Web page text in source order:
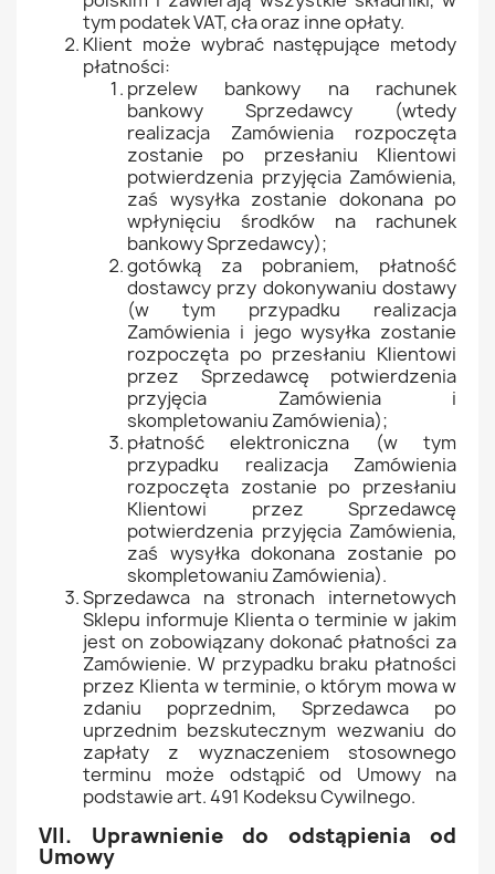
tym podatek VAT, cła oraz inne opłaty.
Klient może wybrać następujące metody
płatności:
przelew bankowy na rachunek
bankowy Sprzedawcy (wtedy
realizacja Zamówienia rozpoczęta
zostanie po przesłaniu Klientowi
potwierdzenia przyjęcia Zamówienia,
zaś wysyłka zostanie dokonana po
wpłynięciu środków na rachunek
bankowy Sprzedawcy);
gotówką za pobraniem, płatność
dostawcy przy dokonywaniu dostawy
(w tym przypadku realizacja
Zamówienia i jego wysyłka zostanie
rozpoczęta po przesłaniu Klientowi
przez Sprzedawcę potwierdzenia
przyjęcia Zamówienia i
skompletowaniu Zamówienia);
płatność elektroniczna (w tym
przypadku realizacja Zamówienia
rozpoczęta zostanie po przesłaniu
Klientowi przez Sprzedawcę
potwierdzenia przyjęcia Zamówienia,
zaś wysyłka dokonana zostanie po
skompletowaniu Zamówienia).
Sprzedawca na stronach internetowych
Sklepu informuje Klienta o terminie w jakim
jest on zobowiązany dokonać płatności za
Zamówienie. W przypadku braku płatności
przez Klienta w terminie, o którym mowa w
zdaniu poprzednim, Sprzedawca po
uprzednim bezskutecznym wezwaniu do
zapłaty z wyznaczeniem stosownego
terminu może odstąpić od Umowy na
podstawie art. 491 Kodeksu Cywilnego.
VII. Uprawnienie do odstąpienia od
Umowy